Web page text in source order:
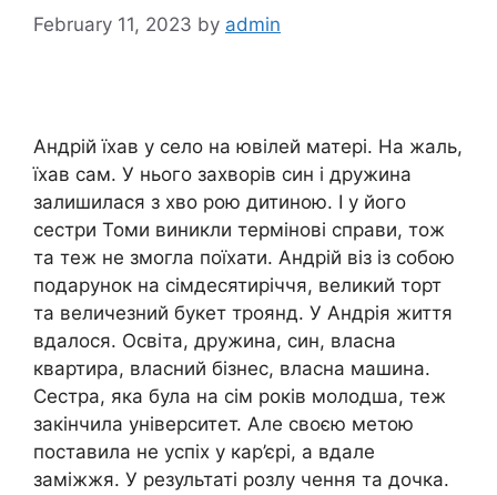
February 11, 2023 by admin
Андрій їхав у село на ювілей матері. На жаль,
їхав сам. У нього захворів син і дружина
залишилася з хво рою дитиною. І у його
сестри Томи виникли термінові справи, тож
та теж не змогла поїхати. Андрій віз із собою
подарунок на сімдесятиріччя, великий торт
та величезний букет троянд. У Андрія життя
вдалося. Освіта, дружина, син, власна
квартира, власний бізнес, власна машина.
Сестра, яка була на сім років молодша, теж
закінчила університет. Але своєю метою
поставила не успіх у кар’єрі, а вдале
заміжжя. У результаті розлу чення та дочка.